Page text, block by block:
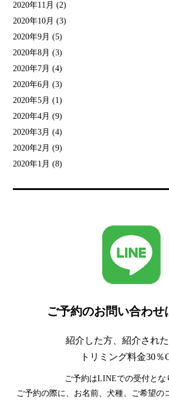
2020年11月 (2)
2020年10月 (3)
2020年9月 (5)
2020年8月 (3)
2020年7月 (4)
2020年6月 (3)
2020年5月 (1)
2020年4月 (9)
2020年3月 (4)
2020年2月 (9)
2020年1月 (8)
ご予約のお問い合わ
紹介した方、紹介され
トリミング料金30％
ご予約はLINEでの受付とな
ご予約の際に、お名前、犬種、ご希望の